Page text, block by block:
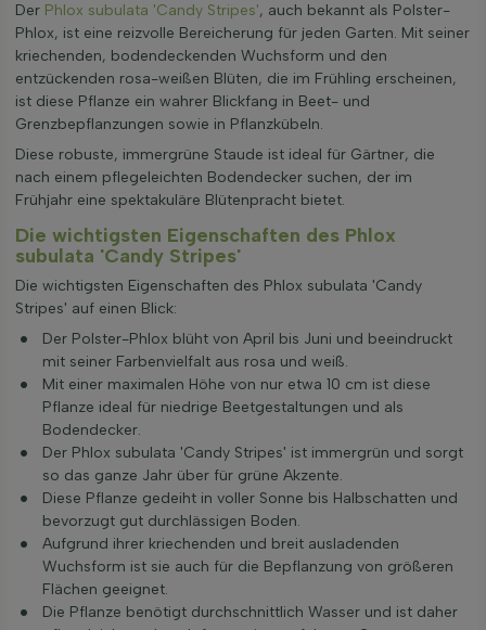
Der Phlox subulata 'Candy Stripes', auch bekannt als Polster-
Phlox, ist eine reizvolle Bereicherung für jeden Garten. Mit seiner
kriechenden, bodendeckenden Wuchsform und den
entzückenden rosa-weißen Blüten, die im Frühling erscheinen,
ist diese Pflanze ein wahrer Blickfang in Beet- und
Grenzbepflanzungen sowie in Pflanzkübeln.
Diese robuste, immergrüne Staude ist ideal für Gärtner, die
nach einem pflegeleichten Bodendecker suchen, der im
Frühjahr eine spektakuläre Blütenpracht bietet.
Die wichtigsten Eigenschaften des Phlox
subulata 'Candy Stripes'
Die wichtigsten Eigenschaften des Phlox subulata 'Candy
Stripes' auf einen Blick:
Der Polster-Phlox blüht von April bis Juni und beeindruckt
mit seiner Farbenvielfalt aus rosa und weiß.
Mit einer maximalen Höhe von nur etwa 10 cm ist diese
Pflanze ideal für niedrige Beetgestaltungen und als
Bodendecker.
Der Phlox subulata 'Candy Stripes' ist immergrün und sorgt
so das ganze Jahr über für grüne Akzente.
Diese Pflanze gedeiht in voller Sonne bis Halbschatten und
bevorzugt gut durchlässigen Boden.
Aufgrund ihrer kriechenden und breit ausladenden
Wuchsform ist sie auch für die Bepflanzung von größeren
Flächen geeignet.
Die Pflanze benötigt durchschnittlich Wasser und ist daher